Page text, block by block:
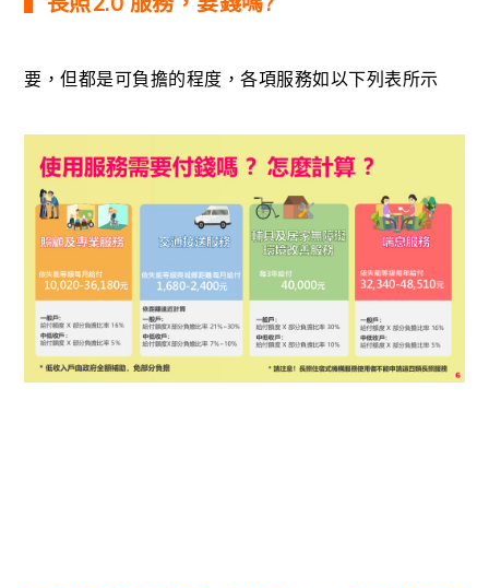
要，但都是可負擔的程度，各項服務如以下列表所示